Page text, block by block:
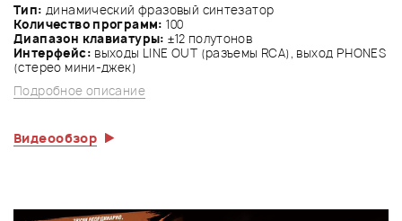
Тип: динамический фразовый синтезатор
Количество программ: 100
Диапазон клавиатуры: ±12 полутонов
Интерфейс: выходы LINE OUT (разъемы RCA), выход PHONES
(стерео мини-джек)
Подробное описание
Видеообзор